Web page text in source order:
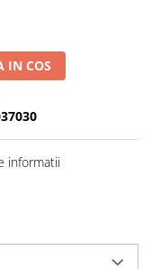
IN COS
informatii